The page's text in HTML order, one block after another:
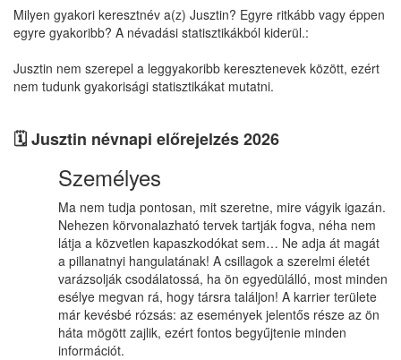
Milyen gyakori keresztnév a(z) Jusztin? Egyre ritkább vagy éppen
egyre gyakoribb? A névadási statisztikákból kiderül.:
Jusztin nem szerepel a leggyakoribb keresztenevek között, ezért
nem tudunk gyakorisági statisztikákat mutatni.
🗓️ Jusztin névnapi előrejelzés 2026
Személyes
Ma nem tudja pontosan, mit szeretne, mire vágyik igazán.
Nehezen körvonalazható tervek tartják fogva, néha nem
látja a közvetlen kapaszkodókat sem… Ne adja át magát
a pillanatnyi hangulatának! A csillagok a szerelmi életét
varázsolják csodálatossá, ha ön egyedülálló, most minden
esélye megvan rá, hogy társra találjon! A karrier területe
már kevésbé rózsás: az események jelentős része az ön
háta mögött zajlik, ezért fontos begyűjtenie minden
információt.